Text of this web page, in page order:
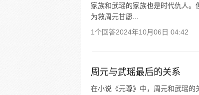
家族和武瑶的家族也是时代仇人
为救周元甘愿...
1个回答2024年10月06日 04:42
周元与武瑶最后的关系
在小说《元尊》中，周元和武瑶